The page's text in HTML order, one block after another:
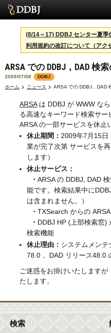
サービス
スパコン
統計
活動
センターについて
利用規約
問合せ
(8/14～17) DDBJ センター夏季
利用規約の改訂について（アク
ARSA での DDBJ，DAD 検
2009/07/08
DDBJ
ホーム
ニュース ARSA での DDBJ，DAD
ARSAは DDBJ が WWW な
る高速なキーワード検索サ
ARSA の一部サービスを休止
休止期間： 2009年7月15日
業が完了次第 サービスを
します）
休止サービス：
・ ARSA の DDBJ, DAD
能です。検索結果中に
は含まれません。）
・ TXSearch からの
・ DDBJ HP (上部検索窓)
検索機能
休止理由： システムメンテ
78.0， DAD リリース48.0
ご迷惑をお掛けいたします
たします。
検索